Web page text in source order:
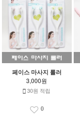
페이스 마사지 롤러
3,000원
30원 적립
0